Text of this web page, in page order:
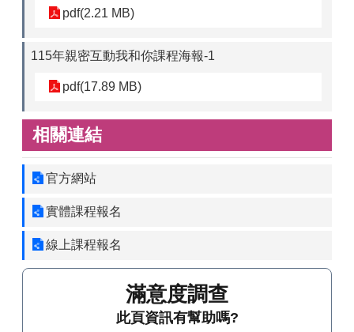
pdf(2.21 MB)
115年親密互動我和你課程海報-1
pdf(17.89 MB)
相關連結
官方網站
實體課程報名
線上課程報名
滿意度調查
此頁資訊有幫助嗎?